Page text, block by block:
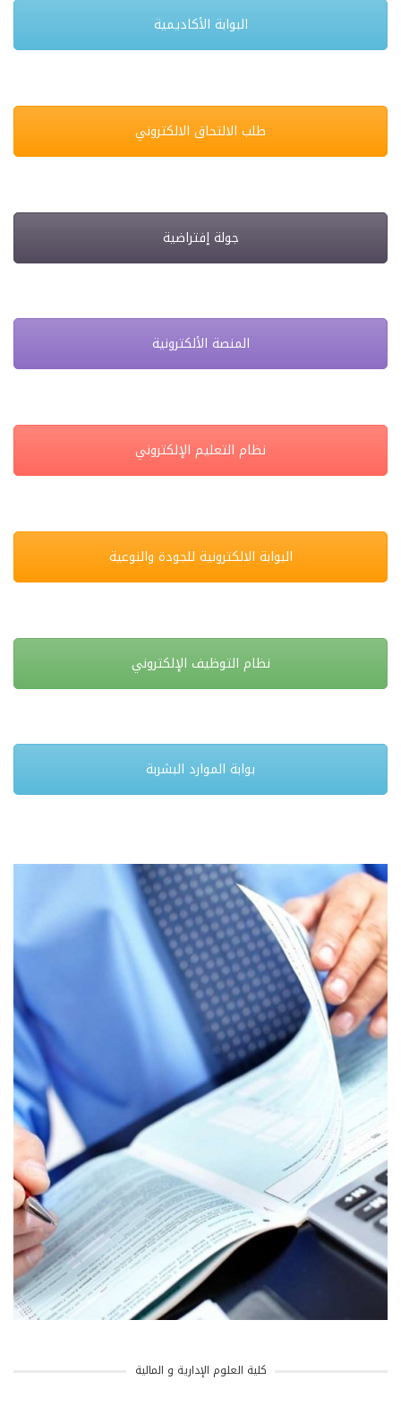
البوابة الأكاديمية
طلب الالتحاق الالكتروني
جولة إفتراضية
المنصة الألكترونية
نظام التعليم الإلكتروني
البوابة الالكترونية للجودة والنوعية
نظام التوظيف الإلكتروني
بوابة الموارد البشربة
كلية العلوم الإدارية و المالية